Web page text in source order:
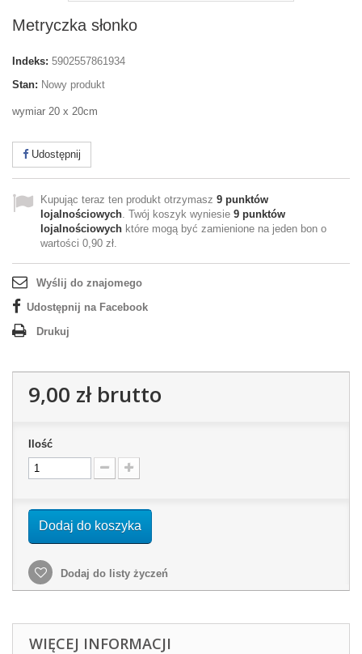
Metryczka słonko
Indeks: 5902557861934
Stan: Nowy produkt
wymiar 20 x 20cm
Udostępnij
Kupując teraz ten produkt otrzymasz 9 punktów
lojalnościowych. Twój koszyk wyniesie 9 punktów
lojalnościowych które mogą być zamienione na jeden bon o
wartości 0,90 zł.
Wyślij do znajomego
Udostępnij na Facebook
Drukuj
9,00 złbrutto
Ilość
Dodaj do koszyka
Dodaj do listy życzeń
WIĘCEJ INFORMACJI